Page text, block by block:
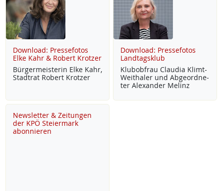
Download: Pressefotos
Elke Kahr & Robert Krotzer
Bür­ger­meis­te­rin El­ke Kahr,
Stadt­rat Robert Krot­zer
Download: Pressefotos
Landtagsklub
Klu­b­ob­frau Clau­dia Klimt-
Weitha­ler und Ab­ge­ord­ne­
ter Alex­an­der Me­linz
Newsletter & Zeitungen
der KPÖ Steiermark
abonnieren